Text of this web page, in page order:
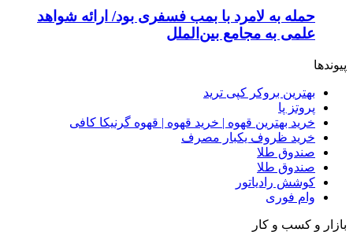
حمله به لامرد با بمب فسفری بود/ ارائه شواهد
علمی به مجامع بین‌الملل
پیوندها
بهترین بروکر کپی ترید
پروتز پا
خرید بهترین قهوه | خرید قهوه | قهوه گرنیکا کافی
خرید ظروف یکبار مصرف
صندوق طلا
صندوق طلا
کوشش رادیاتور
وام فوری
بازار و کسب و کار